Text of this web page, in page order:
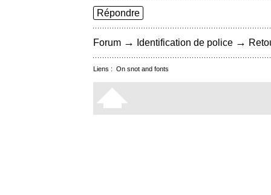
Répondre
Forum → Identification de police →
Liens : On snot and fonts